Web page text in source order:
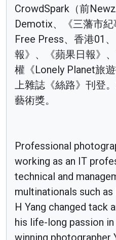
CrowdSpark（前
Demotix、《三藩市
Free Press、香港01
報》、《蘋果日報》
權《Lonely Planet旅
上雜誌《絲路》刊登
藝術獎。
Professional
working as an IT
technical and
multinationals such as
H Yang changed tack
his life-long passion
winning photographer